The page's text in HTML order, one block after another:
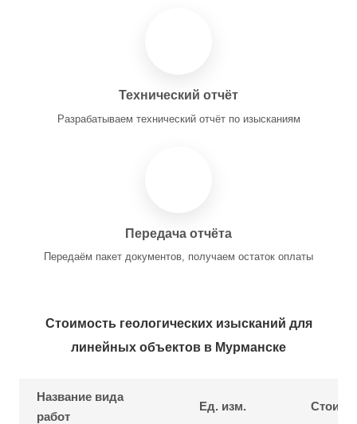
Технический отчёт
Разрабатываем технический отчёт по изысканиям
Передача отчёта
Передаём пакет документов, получаем остаток оплаты
Стоимость геологических изысканий для
линейных объектов в Мурманске
Название вида
работ
Ед. изм.